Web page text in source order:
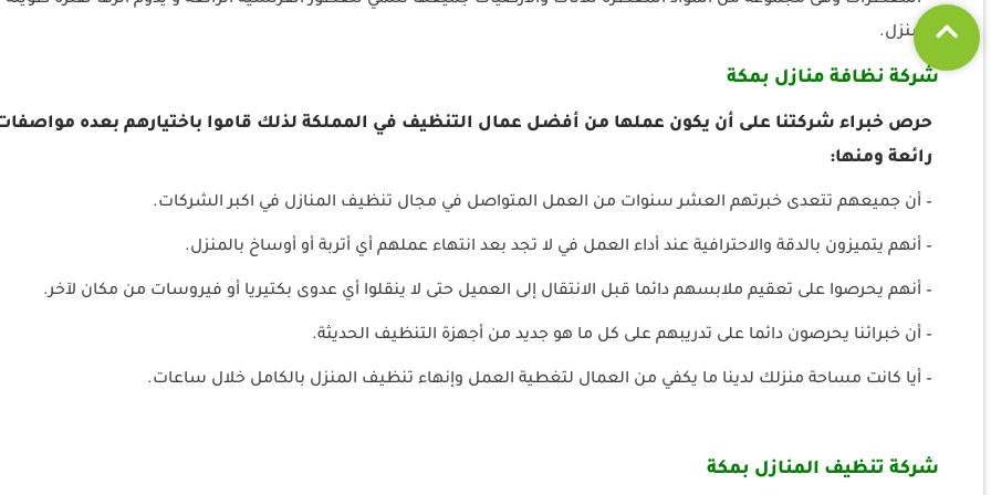
المنزل.
شركة نظافة منازل بمكة
حرص خبراء شركتنا على أن يكون عملها من أفضل عمال التنظيف في المملكة لذلك قاموا باختيارهم بعده
رائعة ومنها:
– أن جميعهم تتعدى خبرتهم العشر سنوات من العمل المتواصل في مجال تنظيف المنازل في اكبر الشركات.
– أنهم يتميزون بالدقة والاحترافية عند أداء العمل في لا تجد بعد انتهاء عملهم أي أتربة أو أوساخ بالمنزل.
– أنهم يحرصوا على تعقيم ملابسهم دائما قبل الانتقال إلى العميل حتى لا ينقلوا أي عدوى بكتيريا أو فيروسات من مكان لآخر.
– أن خبرائنا يحرصون دائما على تدريبهم على كل ما هو جديد من أجهزة التنظيف الحديثة.
– أيا كانت مساحة منزلك لدينا ما يكفي من العمال لتغطية العمل وإنهاء تنظيف المنزل بالكامل خلال ساعات.
شركة تنظيف المنازل بمكة